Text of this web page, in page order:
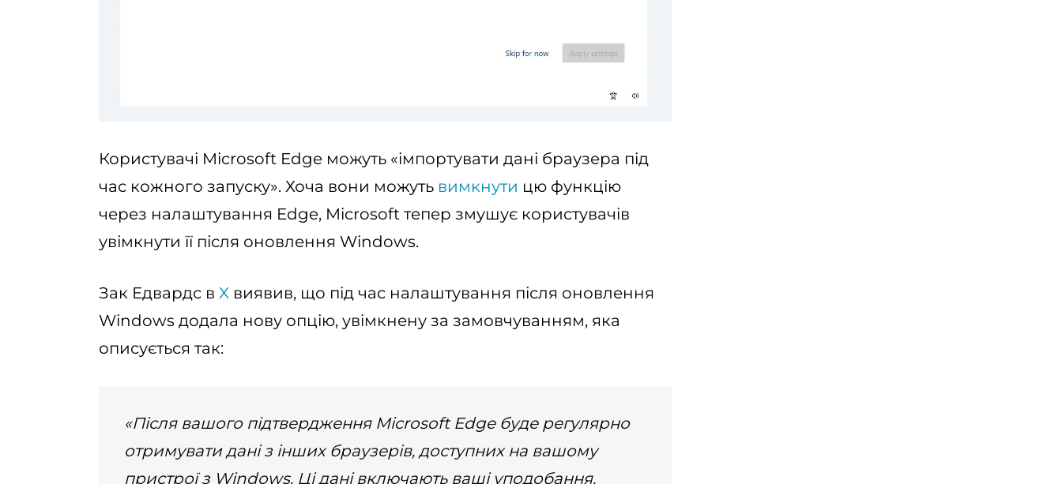
Користувачі Microsoft Edge можуть «імпортувати дані браузера під
час кожного запуску». Хоча вони можуть вимкнути цю функцію
через налаштування Edge, Microsoft тепер змушує користувачів
увімкнути її після оновлення Windows.
Зак Едвардс в X виявив, що під час налаштування після оновлення
Windows додала нову опцію, увімкнену за замовчуванням, яка
описується так:
«Після вашого підтвердження Microsoft Edge буде регулярно
отримувати дані з інших браузерів, доступних на вашому
пристрої з Windows. Ці дані включають ваші уподобання,